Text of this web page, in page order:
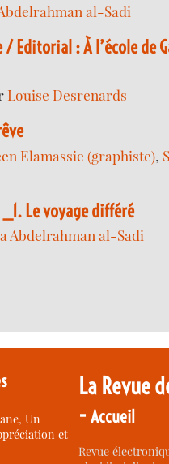
al-Sadi
Editorial : À l’école de
Louise Desrenards
Elamassie (graphiste),
Le voyage différé
Abdelrahman al-Sadi
Un
et
La Revue
-Accueil
Revue